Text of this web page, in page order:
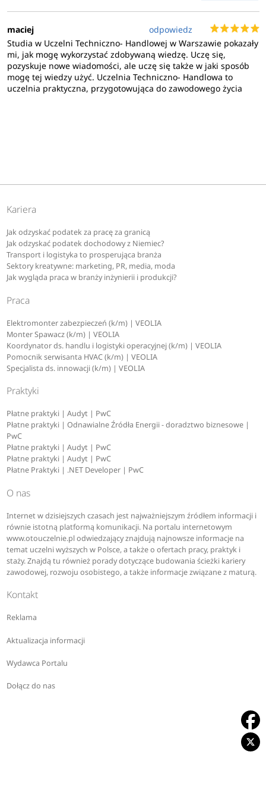
maciej
odpowiedz
Studia w Uczelni Techniczno- Handlowej w Warszawie pokazały
mi, jak mogę wykorzystać zdobywaną wiedzę. Uczę się,
pozyskuje nowe wiadomości, ale uczę się także w jaki sposób
mogę tej wiedzy użyć. Uczelnia Techniczno- Handlowa to
uczelnia praktyczna, przygotowująca do zawodowego życia
Kariera
Jak odzyskać podatek za pracę za granicą
Jak odzyskać podatek dochodowy z Niemiec?
Transport i logistyka to prosperująca branża
Sektory kreatywne: marketing, PR, media, moda
Jak wygląda praca w branży inżynierii i produkcji?
Praca
Elektromonter zabezpieczeń (k/m) | VEOLIA
Monter Spawacz (k/m) | VEOLIA
Koordynator ds. handlu i logistyki operacyjnej (k/m) | VEOLIA
Pomocnik serwisanta HVAC (k/m) | VEOLIA
Specjalista ds. innowacji (k/m) | VEOLIA
Praktyki
Płatne praktyki | Audyt | PwC
Płatne praktyki | Odnawialne Źródła Energii - doradztwo biznesowe |
PwC
Płatne praktyki | Audyt | PwC
Płatne praktyki | Audyt | PwC
Płatne Praktyki | .NET Developer | PwC
O nas
Internet w dzisiejszych czasach jest najważniejszym źródłem informacji i
równie istotną platformą komunikacji. Na portalu internetowym
www.otouczelnie.pl odwiedzający znajdują najnowsze informacje na
temat uczelni wyższych w Polsce, a także o ofertach pracy, praktyk i
staży. Znajdą tu również porady dotyczące budowania ścieżki kariery
zawodowej, rozwoju osobistego, a także informacje związane z maturą.
Kontakt
Reklama
Aktualizacja informacji
Wydawca Portalu
Dołącz do nas